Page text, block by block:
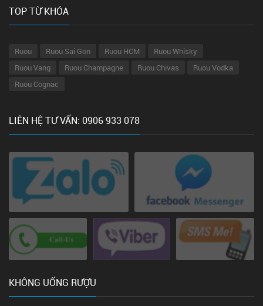
TOP TỪ KHÓA
Ruou Ruou Sai Gon Ruou HCM
Ruou Whisky
Ruou Vang
Ruou Champagne Ruou Chivas
Ruou Vodka
Ruou Cognac
LIÊN HỆ TƯ VẤN: 0906 933 078
KHÔNG UỐNG RƯỢU